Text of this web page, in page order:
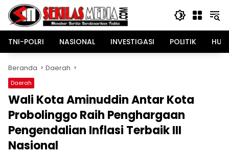
Langsung
konten
TNI-POLRI
NASIONAL INVESTIGASI POLITIK
Beranda Daerah
Daerah
Wali Kota Aminuddin Antar Kota
Probolinggo Raih Penghargaan
Pengendalian Inflasi Terbaik III
Nasional